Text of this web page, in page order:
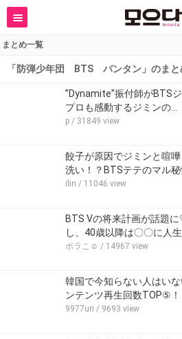
まとめ一覧
「防弾少年団 BTS バンタン」のまと
”Dynamite”振付師がBTS
プロも感動するジミンの…
p / 31849 view
餃子が原因でジミンと喧
洗い！？BTSテテのマル
ilin / 11046 view
BTS Vの将来計画が話題
し、40歳以降は〇〇に人生
ボラこ☺︎ / 14967 view
韓国で今知らない人はい
ンテンツ再生回数TOP⑤！
9977uri / 9693 view